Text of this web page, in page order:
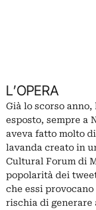
L’OPERA
Già lo scorso
esposto, sempre a
aveva fatto molto
lavanda creato in
Cultural Forum di
popolarità dei
che essi
rischia di generare